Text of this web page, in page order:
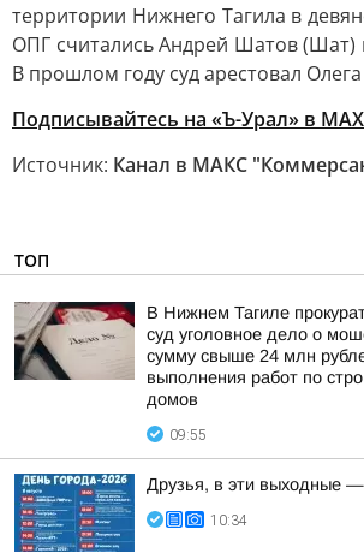
территории Нижнего Тагила в
ОПГ считались Андрей Шатов (Шат)
В прошлом году суд арестовал
Подписывайтесь на «Ъ-Урал» в MAX
Источник: Канал в МАКС
ТОП
В Нижнем Тагиле
суд уголовное дело о
сумму свыше 24 млн
выполнения работ по
домов
09:55
Друзья, в эти выходные
10:34